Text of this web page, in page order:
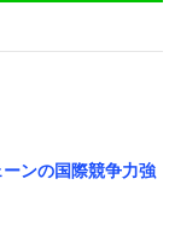
ンの国際競争力強